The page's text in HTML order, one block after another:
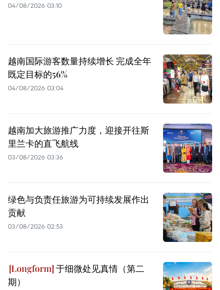
04/08/2026 03:10
越南国际游客数量持续增长 完成全年
既定目标的56%
04/08/2026 03:04
越南加大旅游推广力度，迎接开往斯
里兰卡的直飞航线
03/08/2026 03:36
绿色与负责任旅游为可持续发展作出
贡献
03/08/2026 02:53
于细微处见真情（第二
期）